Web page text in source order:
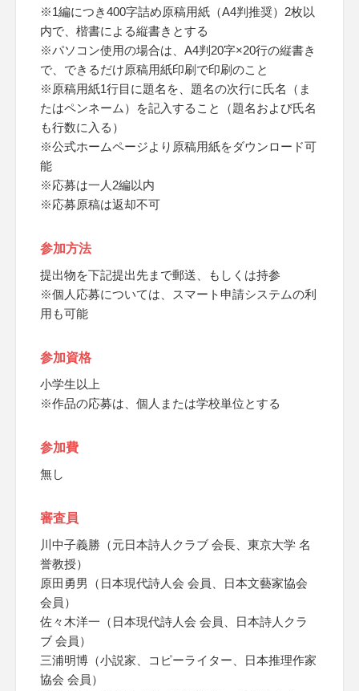
※1編につき400字詰め原稿用紙（A4判推奨）2枚以
内で、楷書による縦書きとする
※パソコン使用の場合は、A4判20字×20行の縦書き
で、できるだけ原稿用紙印刷で印刷のこと
※原稿用紙1行目に題名を、題名の次行に氏名（ま
たはペンネーム）を記入すること（題名および氏名
も行数に入る）
※公式ホームページより原稿用紙をダウンロード可
能
※応募は一人2編以内
※応募原稿は返却不可
参加方法
提出物を下記提出先まで郵送、もしくは持参
※個人応募については、スマート申請システムの利
用も可能
参加資格
小学生以上
※作品の応募は、個人または学校単位とする
参加費
無し
審査員
川中子義勝（元日本詩人クラブ 会長、東京大学 名
誉教授）
原田勇男（日本現代詩人会 会員、日本文藝家協会
会員）
佐々木洋一（日本現代詩人会 会員、日本詩人クラ
ブ 会員）
三浦明博（小説家、コピーライター、日本推理作家
協会 会員）